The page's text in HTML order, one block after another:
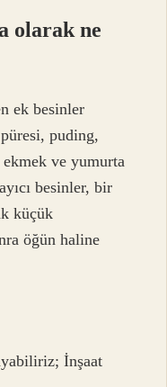
olarak ne
ek besinler
puding,
ve yumurta
besinler, bir
küçük
öğün haline
İnşaat